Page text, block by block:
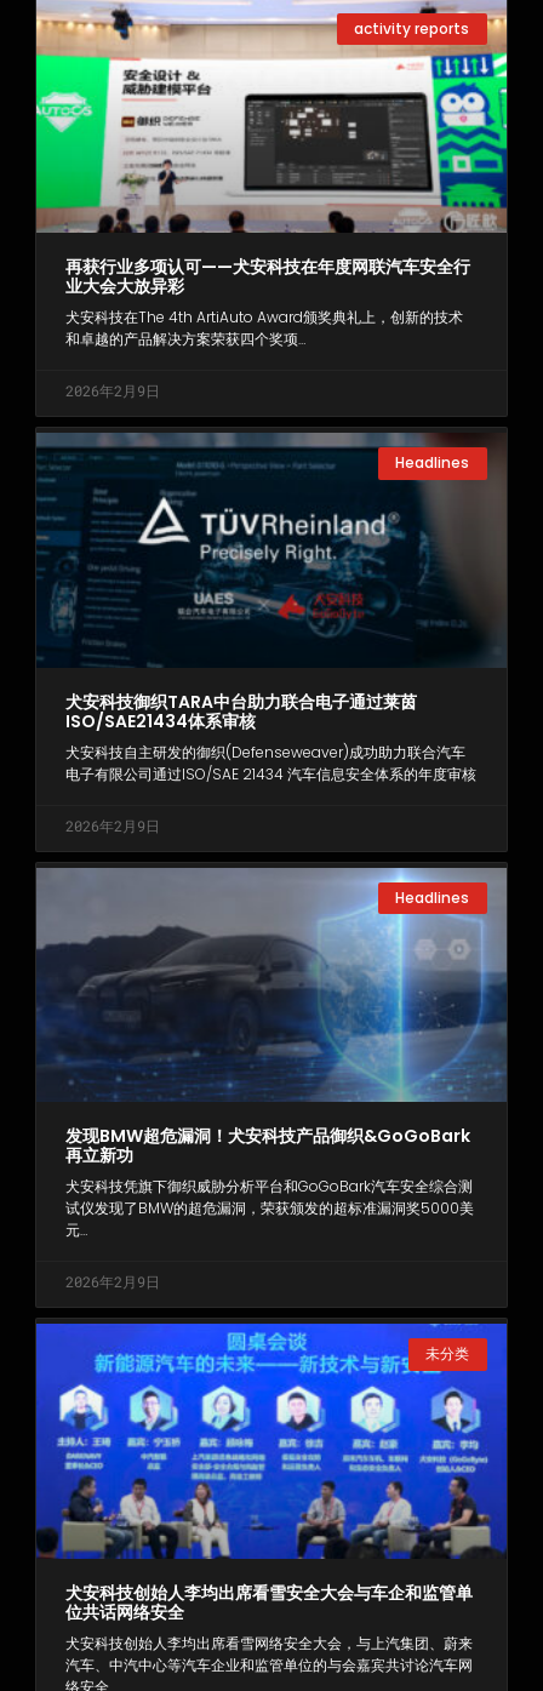
activity reports
再获行业多项认可——犬安科技在年度网联汽车安全行
业大会大放异彩
犬安科技在The 4th ArtiAuto Award颁奖典礼上，创新的技术
和卓越的产品解决方案荣获四个奖项…
2026年2月9日
Headlines
犬安科技御织TARA中台助力联合电子通过莱茵
ISO/SAE21434体系审核
犬安科技自主研发的御织(Defenseweaver)成功助力联合汽车
电子有限公司通过ISO/SAE 21434 汽车信息安全体系的年度审核
2026年2月9日
Headlines
发现BMW超危漏洞！犬安科技产品御织&GoGoBark
再立新功
犬安科技凭旗下御织威胁分析平台和GoGoBark汽车安全综合测
试仪发现了BMW的超危漏洞，荣获颁发的超标准漏洞奖5000美
元…
2026年2月9日
未分类
犬安科技创始人李均出席看雪安全大会与车企和监管单
位共话网络安全
犬安科技创始人李均出席看雪网络安全大会，与上汽集团、蔚来
汽车、中汽中心等汽车企业和监管单位的与会嘉宾共讨论汽车网
络安全